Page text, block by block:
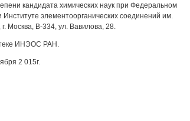
кандидата химических наук при Федеральном
элементоорганических соединений им.
Москва, В-334, ул. Вавилова, 28.
ИНЭОС РАН.
2 015г.